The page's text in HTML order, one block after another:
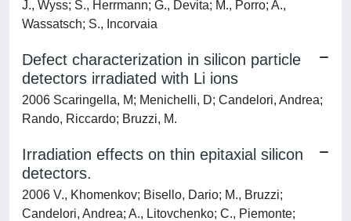
J., Wyss; S., Herrmann; G., Devita; M., Porro; A.,
Wassatsch; S., Incorvaia
Defect characterization in silicon particle
detectors irradiated with Li ions
2006 Scaringella, M; Menichelli, D; Candelori, Andrea;
Rando, Riccardo; Bruzzi, M.
Irradiation effects on thin epitaxial silicon
detectors.
2006 V., Khomenkov; Bisello, Dario; M., Bruzzi;
Candelori, Andrea; A., Litovchenko; C., Piemonte;